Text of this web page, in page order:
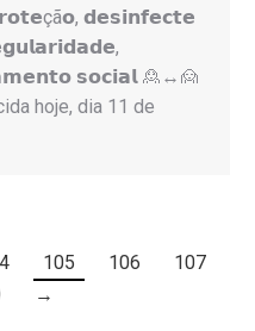
𝗱𝗲𝘀𝗶𝗻𝗳𝗲𝗰𝘁𝗲
𝘀𝗼𝗰𝗶𝗮𝗹 🙎↔️🙍
hoje, dia 11 de
105 106
107
→